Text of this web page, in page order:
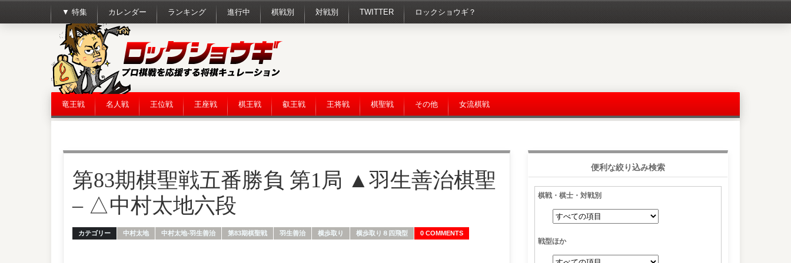
▼ 特集 カレンダー ランキング 進行中 棋戦別 対戦別 TWITTER ロックショウギ？
竜王戦 名人戦 王位戦 王座戦 棋王戦 叡王戦 王将戦 棋聖戦 その他 女流棋戦
第83期棋聖戦五番勝負 第1局 ▲羽生善治棋聖
– △中村太地六段
カテゴリー 中村太地 中村太地-羽生善治 第83期棋聖戦 羽生善治 横歩取り 横歩取り８四飛型 0 COMMENTS
便利な絞り込み検索
棋戦・棋士・対戦別
戦型ほか